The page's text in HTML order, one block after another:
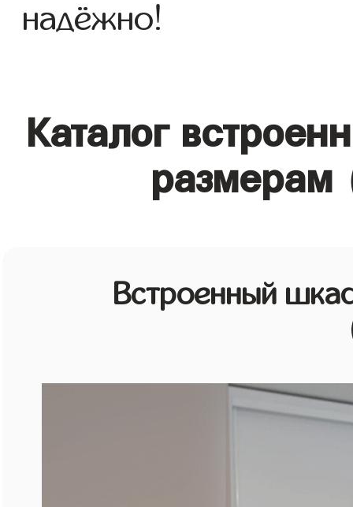
надёжно!
Каталог
размерам
Встроенный